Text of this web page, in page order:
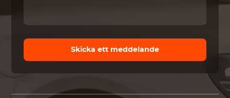
Skicka ett meddelande